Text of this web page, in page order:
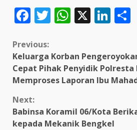
Facebook
Twitter
WhatsApp
X
Continue
Reading
Previous:
Keluarga Korban
Cepat Pihak Penyidik Polresta
Memproses Laporan Ibu
Next:
Babinsa Koramil 06/Kota
kepada Mekanik Bengkel